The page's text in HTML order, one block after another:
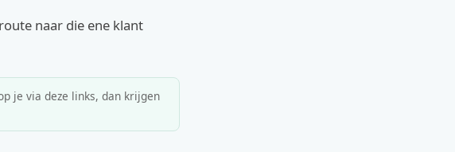
naar die ene klant
je via deze links, dan krijgen